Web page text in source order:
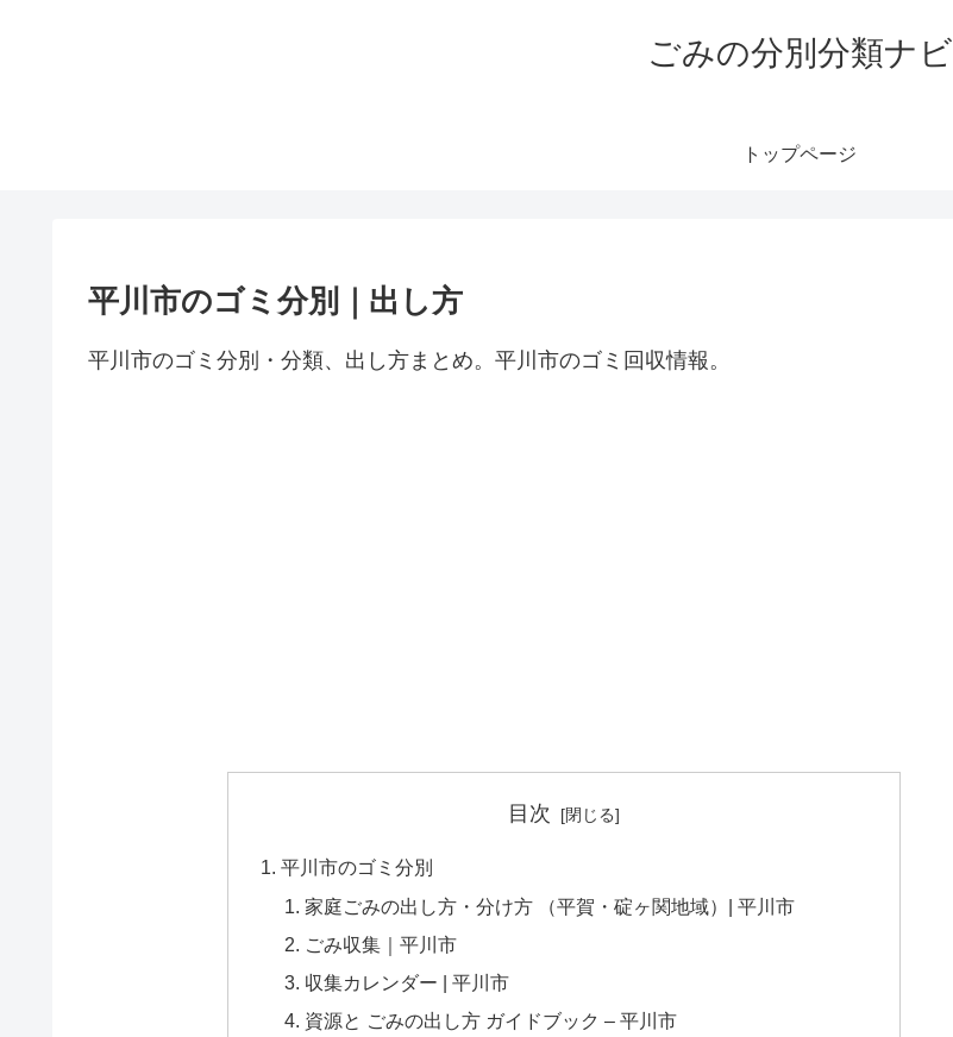
ごみの分別分類ナビ
トップページ
平川市のゴミ分別｜出し方
平川市のゴミ分別・分類、出し方まとめ。平川市のゴミ回収情報。
目次
平川市のゴミ分別
家庭ごみの出し方・分け方 （平賀・碇ヶ関地域）| 平川市
ごみ収集｜平川市
収集カレンダー | 平川市
資源と ごみの出し方 ガイドブック – 平川市